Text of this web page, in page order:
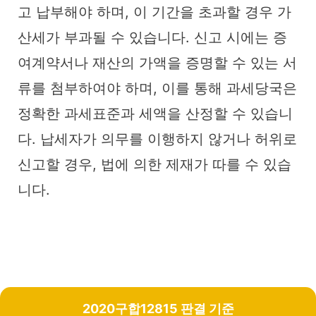
고 납부해야 하며, 이 기간을 초과할 경우 가
산세가 부과될 수 있습니다. 신고 시에는 증
여계약서나 재산의 가액을 증명할 수 있는 서
류를 첨부하여야 하며, 이를 통해 과세당국은
정확한 과세표준과 세액을 산정할 수 있습니
다. 납세자가 의무를 이행하지 않거나 허위로
신고할 경우, 법에 의한 제재가 따를 수 있습
니다.
2020구합12815 판결 기준